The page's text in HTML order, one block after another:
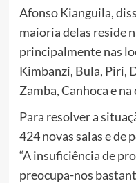
Afonso Kianguila,
maioria delas reside
principalmente nas
Kimbanzi, Bula, Piri,
Zamba, Canhoca e
Para resolver a
424 novas salas e de
“A insuficiência de
preocupa-nos